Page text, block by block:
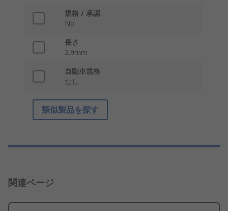
規格 / 承認
No
長さ
2.9mm
自動車規格
なし
類似製品を探す
関連ページ